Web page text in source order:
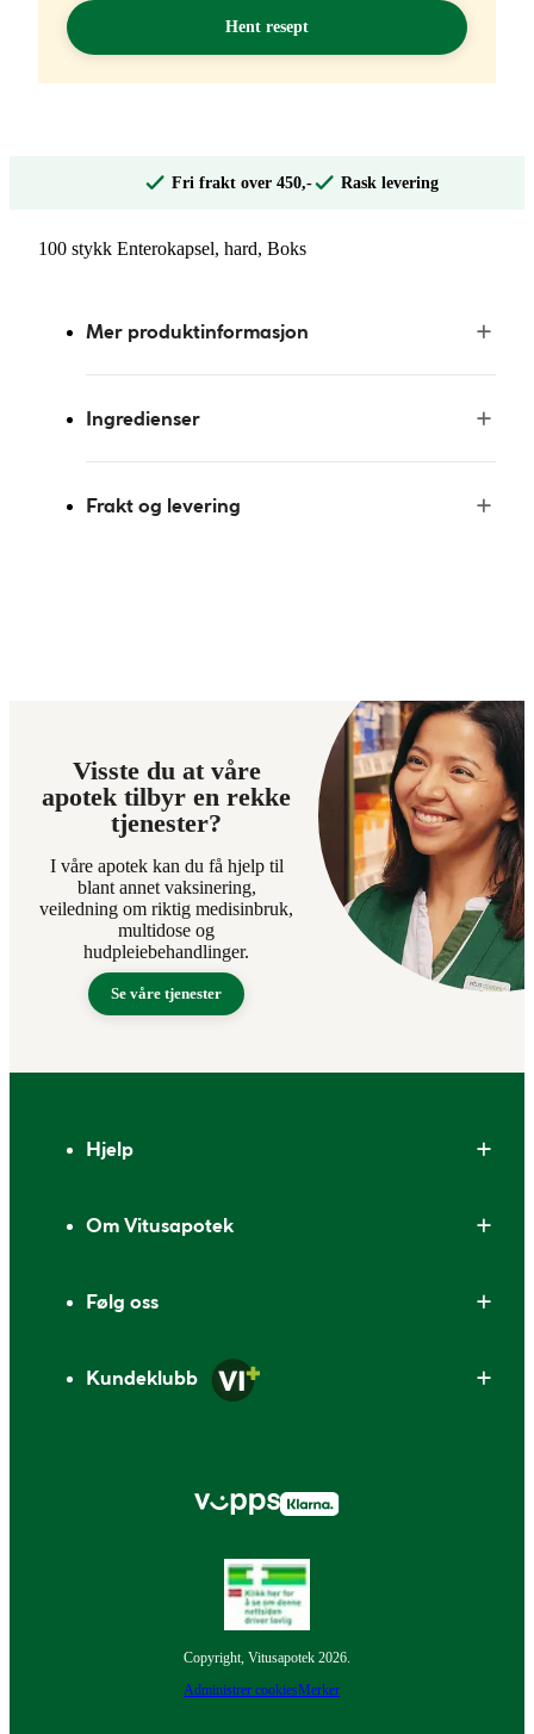
Hent resept
Fri frakt over 450,- Rask levering
100 stykk Enterokapsel, hard, Boks
Mer produktinformasjon
Ingredienser
Frakt og levering
Visste du at våre
apotek tilbyr en rekke
tjenester?
I våre apotek kan du få hjelp til
blant annet vaksinering,
veiledning om riktig medisinbruk,
multidose og
hudpleiebehandlinger.
Se våre tjenester
Hjelp
Om Vitusapotek
Følg oss
Kundeklubb
Copyright, Vitusapotek 2026.
Administrer cookiesMerker